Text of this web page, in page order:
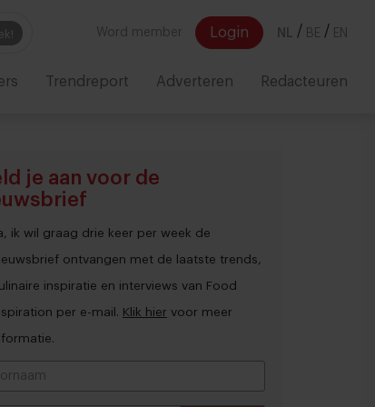
Word member Login NL / BE / EN
Trendreport Adverteren Redacteuren
je aan voor de
ik wil graag drie keer per week de
ontvangen met de laatste trends,
inspiratie en interviews van Food
per e-mail. Klik hier voor meer